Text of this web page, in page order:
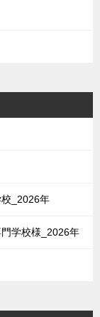
_2026年
学校様_2026年